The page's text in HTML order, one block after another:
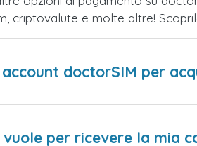
criptovalute e molte altre!
account doctorSIM per
per ricevere la mia